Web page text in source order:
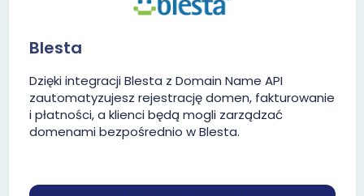
Blesta
Dzięki integracji Blesta z Domain Name API
zautomatyzujesz rejestrację domen, fakturowanie
i płatności, a klienci będą mogli zarządzać
domenami bezpośrednio w Blesta.